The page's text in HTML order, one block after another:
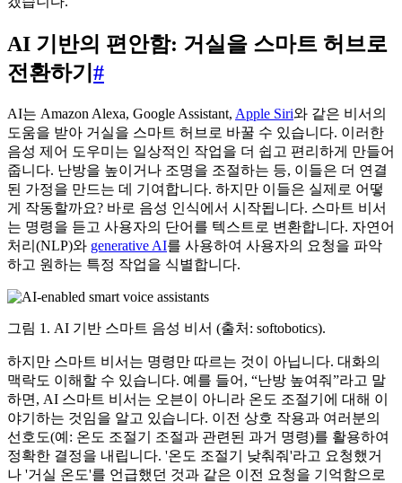
AI 기반의 편안함: 거실을 스마트 허브로
전환하기 #
AI는 Amazon Alexa, Google Assistant, Apple Siri와 같은 비서의
도움을 받아 거실을 스마트 허브로 바꿀 수 있습니다. 이러한
음성 제어 도우미는 일상적인 작업을 더 쉽고 편리하게 만들어
줍니다. 난방을 높이거나 조명을 조절하는 등, 이들은 더 연결
된 가정을 만드는 데 기여합니다. 하지만 이들은 실제로 어떻
게 작동할까요? 바로 음성 인식에서 시작됩니다. 스마트 비서
는 명령을 듣고 사용자의 단어를 텍스트로 변환합니다. 자연어
처리(NLP)와 generative AI를 사용하여 사용자의 요청을 파악
하고 원하는 특정 작업을 식별합니다.
그림 1. AI 기반 스마트 음성 비서 (출처: softobotics).
하지만 스마트 비서는 명령만 따르는 것이 아닙니다. 대화의
맥락도 이해할 수 있습니다. 예를 들어, “난방 높여줘”라고 말
하면, AI 스마트 비서는 오븐이 아니라 온도 조절기에 대해 이
야기하는 것임을 알고 있습니다. 이전 상호 작용과 여러분의
선호도(예: 온도 조절기 조절과 관련된 과거 명령)를 활용하여
정확한 결정을 내립니다. '온도 조절기 낮춰줘'라고 요청했거
나 '거실 온도'를 언급했던 것과 같은 이전 요청을 기억함으로